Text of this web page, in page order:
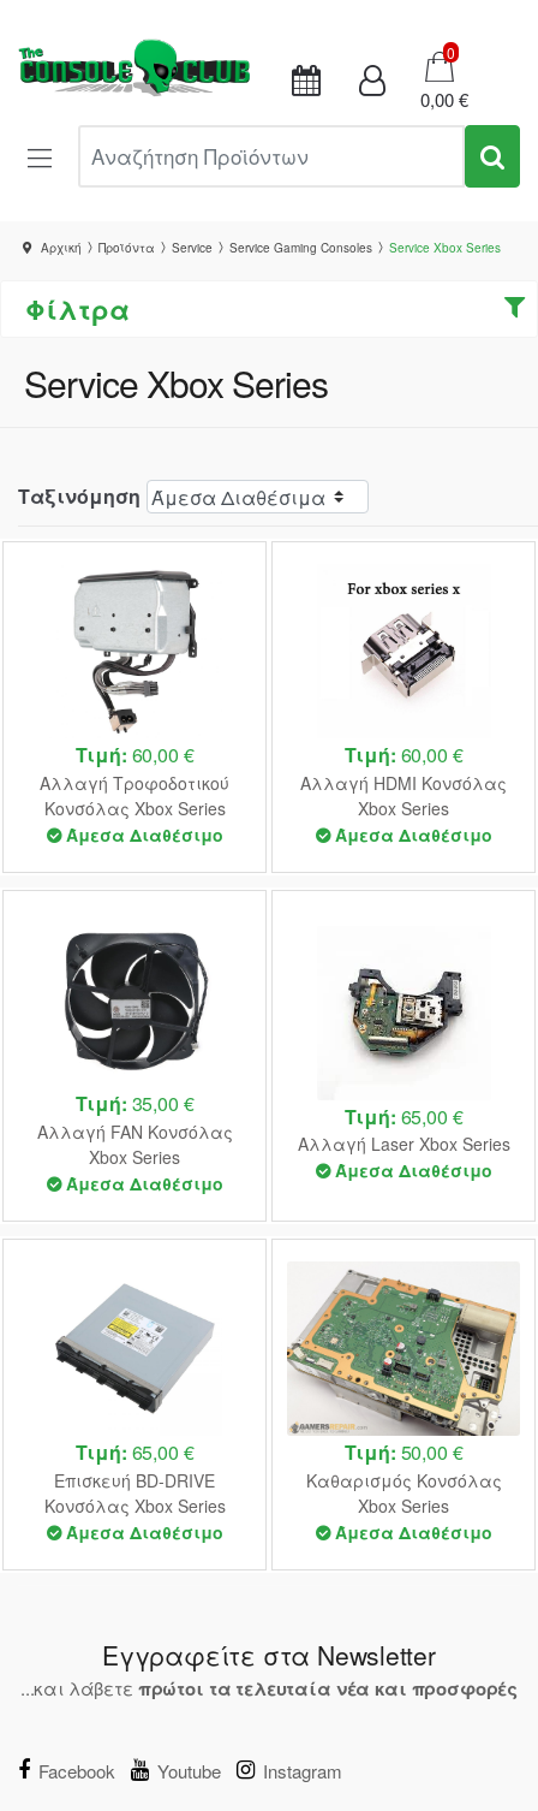
Καλάθι
0
0,00 €
Αρχική Προϊόντα Service Service Gaming Consoles Service Xbox Series
Φίλτρα
Service Xbox Series
Ταξινόμηση
Τιμή: 60,00 €
Αλλαγή Τροφοδοτικού
Κονσόλας Xbox Series
Άμεσα Διαθέσιμο
Τιμή: 60,00 €
Αλλαγή HDMI Κονσόλας
Xbox Series
Άμεσα Διαθέσιμο
Τιμή: 35,00 €
Αλλαγή FAN Κονσόλας
Xbox Series
Άμεσα Διαθέσιμο
Τιμή: 65,00 €
Αλλαγή Laser Xbox Series
Άμεσα Διαθέσιμο
Τιμή: 65,00 €
Επισκευή BD-DRIVE
Κονσόλας Xbox Series
Άμεσα Διαθέσιμο
Τιμή: 50,00 €
Καθαρισμός Κονσόλας
Xbox Series
Άμεσα Διαθέσιμο
Εγγραφείτε στα Newsletter
...και λάβετε πρώτοι τα τελευταία νέα και προσφορές
Facebook Youtube Instagram